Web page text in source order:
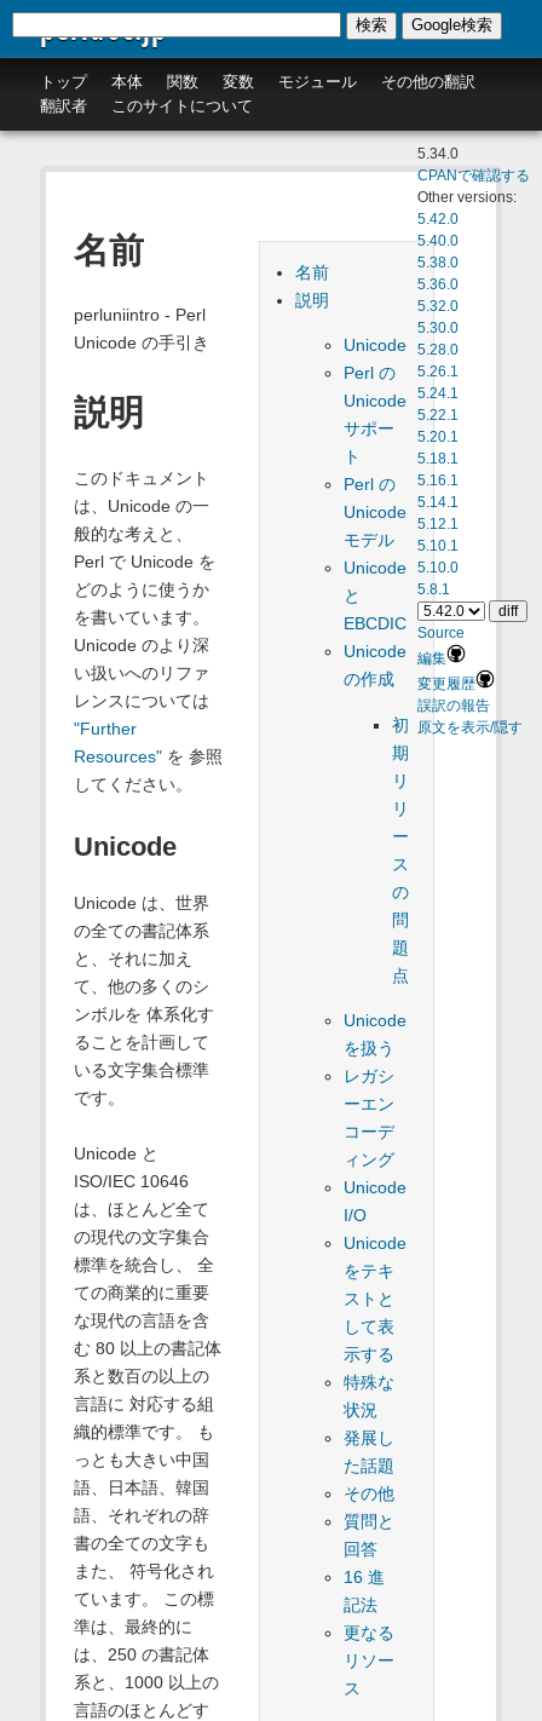
perldoc.jp
トップ 本体 関数 変数 モジュール
その他の翻訳
翻訳者
このサイトについて
検索 Google検索
5.34.0
CPANで確認する
Other versions:
5.42.0
5.40.0
5.38.0
5.36.0
5.32.0
5.30.0
5.28.0
5.26.1
5.24.1
5.22.1
5.20.1
5.18.1
5.16.1
5.14.1
5.12.1
5.10.1
5.10.0
5.8.1
Source
編集
変更履歴
誤訳の報告
原文を表示/隠す
名前
説明
Unicode
Perl の
Unicode
サポー
ト
Perl の
Unicode
モデル
Unicode
と
EBCDIC
Unicode
の作成
初
期
リ
リ
ー
ス
の
問
題
点
Unicode
を扱う
レガシ
ーエン
コーデ
ィング
Unicode
I/O
Unicode
をテキ
ストと
して表
示する
特殊な
状況
発展し
た話題
その他
質問と
回答
16 進
記法
更なる
リソー
ス
名前
perluniintro - Perl
Unicode の手引き
説明
このドキュメント
は、Unicode の一
般的な考えと、
Perl で Unicode を
どのように使うか
を書いています。
Unicode のより深
い扱いへのリファ
レンスについては
"Further
Resources"を 参照
してください。
Unicode
Unicode は、世界
の全ての書記体系
と、それに加え
て、他の多くのシ
ンボルを 体系化す
ることを計画して
いる文字集合標準
です。
Unicode と
ISO/IEC 10646
は、ほとんど全て
の現代の文字集合
標準を統合し、 全
ての商業的に重要
な現代の言語を含
む 80 以上の書記体
系と数百の以上の
言語に 対応する組
織的標準です。 も
っとも大きい中国
語、日本語、韓国
語、それぞれの辞
書の全ての文字も
また、 符号化され
ています。 この標
準は、最終的に
は、250 の書記体
系と、1000 以上の
言語のほとんどす